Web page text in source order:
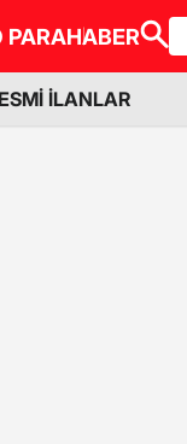
PARAHABER
İLANLAR